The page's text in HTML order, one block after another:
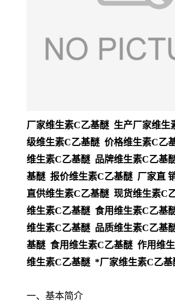
厂家维生素C乙基醚 生产厂家维生
级维生素C乙基醚 价格维生素C乙
维生素C乙基醚 品牌维生素C乙基
基醚 报价维生素C乙基醚 厂家直
直供维生素C乙基醚 现货维生素C
维生素C乙基醚 食用维生素C乙基
维生素C乙基醚 品质维生素C乙基
基醚 食用维生素C乙基醚 作用维
维生素C乙基醚 *厂家维生素C乙基
一、基本简介